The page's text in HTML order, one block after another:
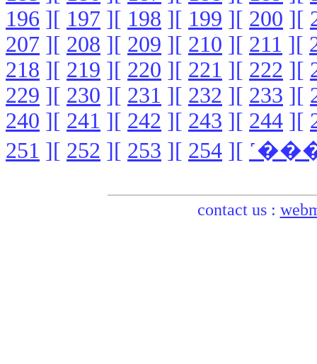
196 ][ 197 ][ 198 ][ 199 ][ 200 ][
207 ][ 208 ][ 209 ][ 210 ][ 211 ][
218 ][ 219 ][ 220 ][ 221 ][ 222 ][
229 ][ 230 ][ 231 ][ 232 ][ 233 ][
240 ][ 241 ][ 242 ][ 243 ][ 244 ][
251 ][ 252 ][ 253 ][ 254 ][
contact us :